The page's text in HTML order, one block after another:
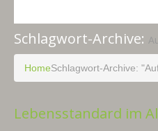
Schlagwort-Archive:
HomeSchlagwort-Archive:
Lebensstandard im